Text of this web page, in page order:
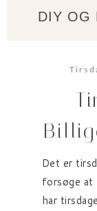
DIY OG
Det er
forsøge at
har